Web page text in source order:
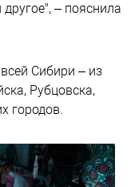
– пояснила
Сибири – из
Рубцовска,
городов.